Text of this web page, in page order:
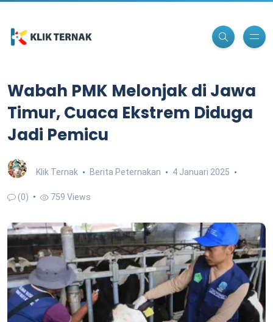
Wabah PMK Melonjak di Jawa
Timur, Cuaca Ekstrem Diduga
Jadi Pemicu
Klik Ternak Berita Peternakan 4 Januari 2025
(0) 759 Views